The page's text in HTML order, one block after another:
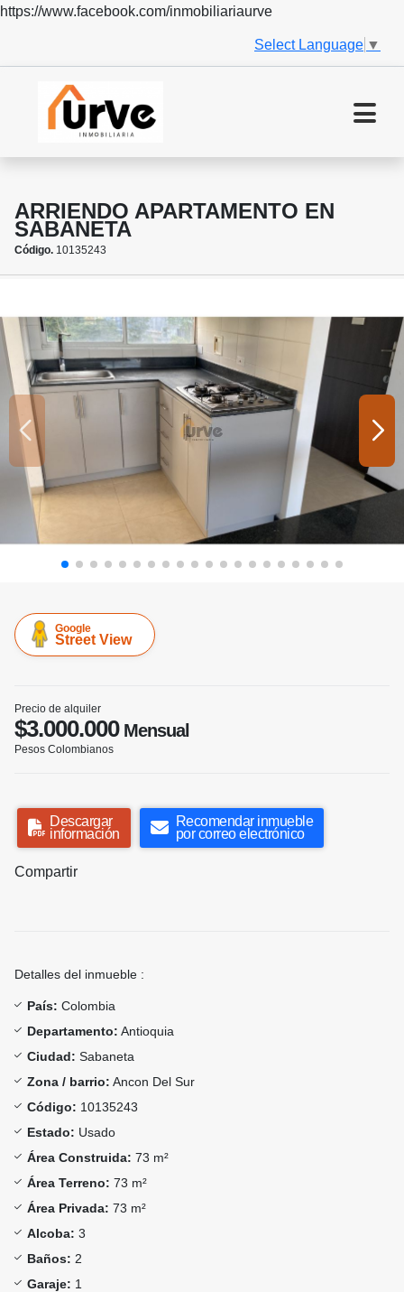
https://www.facebook.com/inmobiliariaurve
Select Language ▼
ARRIENDO APARTAMENTO EN
SABANETA
Código. 10135243
Google
Street View
Precio de alquiler
$3.000.000Mensual
Pesos Colombianos
Descargar
información
Recomendar inmueble
por correo electrónico
Compartir
Detalles del inmueble :
País: Colombia
Departamento: Antioquia
Ciudad: Sabaneta
Zona / barrio: Ancon Del Sur
Código: 10135243
Estado: Usado
Área Construida: 73 m²
Área Terreno: 73 m²
Área Privada: 73 m²
Alcoba: 3
Baños: 2
Garaje: 1